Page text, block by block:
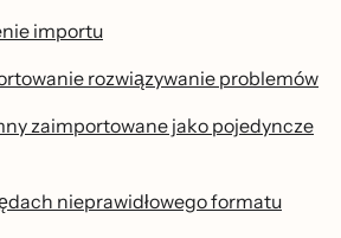
importu
rozwiązywanie problemów
zaimportowane jako pojedyncze
nieprawidłowego formatu